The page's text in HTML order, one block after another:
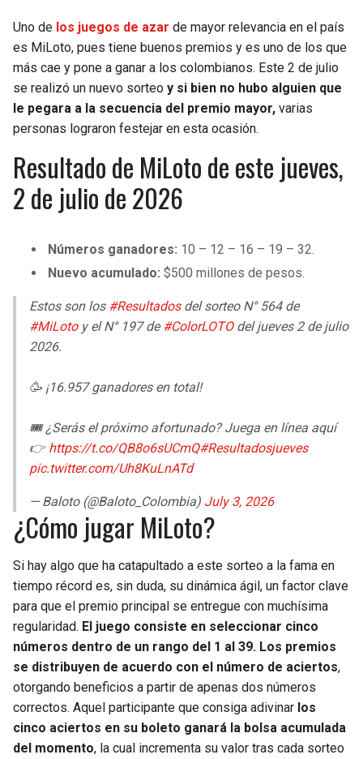
BUCCANEERS
Uno de los juegos de azar de mayor relevancia en el país
es MiLoto, pues tiene buenos premios y es uno de los que
más cae y pone a ganar a los colombianos. Este 2 de julio
se realizó un nuevo sorteo y si bien no hubo alguien que
le pegara a la secuencia del premio mayor, varias
personas lograron festejar en esta ocasión.
Resultado de MiLoto de este jueves,
2 de julio de 2026
Números ganadores: 10 – 12 – 16 – 19 – 32.
Nuevo acumulado:$500 millones de pesos.
Estos son los #Resultadosdel sorteo N° 564 de
#MiLotoy el N° 197 de#ColorLOTOdel jueves 2 de julio
2026.
🥳 ¡16.957 ganadores en total!
🎟️ ¿Serás el próximo afortunado? Juega en línea aquí
👉 https://t.co/QB8o6sUCmQ#Resultadosjueves
pic.twitter.com/Uh8KuLnATd
— Baloto (@Baloto_Colombia) July 3, 2026
¿Cómo jugar MiLoto?
Si hay algo que ha catapultado a este sorteo a la fama en
tiempo récord es, sin duda, su dinámica ágil, un factor clave
para que el premio principal se entregue con muchísima
regularidad. El juego consiste en seleccionar cinco
números dentro de un rango del 1 al 39. Los premios
se distribuyen de acuerdo con el número de aciertos,
otorgando beneficios a partir de apenas dos números
correctos. Aquel participante que consiga adivinar los
cinco aciertos en su boleto ganará la bolsa acumulada
del momento, la cual incrementa su valor tras cada sorteo